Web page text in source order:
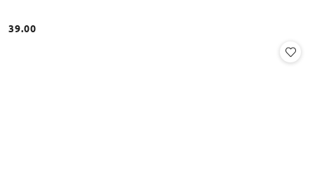
Cena:
39.00